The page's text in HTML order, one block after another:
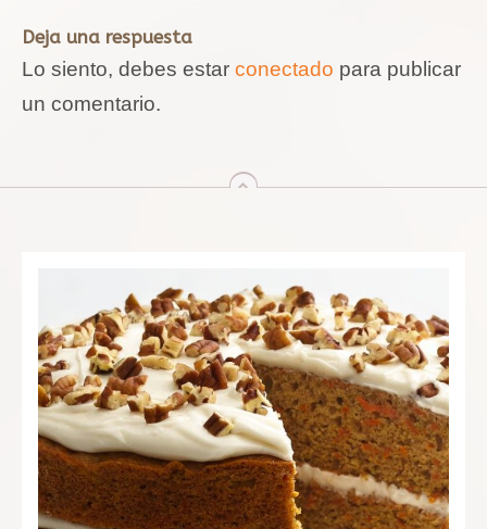
Deja una respuesta
Lo siento, debes estar conectado para publicar
un comentario.
arriba